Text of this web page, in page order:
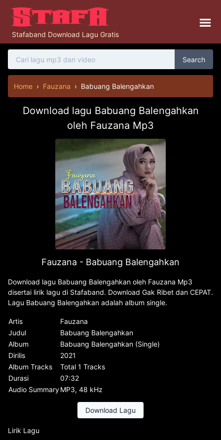
Stafaband Download Lagu Gratis
Search
Home › Fauzana › Babuang Balengahkan
Download lagu Babuang Balengahkan
oleh Fauzana Mp3
Fauzana - Babuang Balengahkan
Download lagu Babuang Balengahkan oleh Fauzana Mp3
disertai lirik lagu di Stafaband. Download Gak Ribet dan CEPAT.
Lagu Babuang Balengahkan adalah album single.
Artis
Fauzana
Judul
Babuang Balengahkan
Album
Babuang Balengahkan (Single)
Dirilis
2021
Album Tracks
Total 1 Tracks
Durasi
07:32
Audio SummaryMP3, 48 kHz
Download Lagu
Lirik Lagu